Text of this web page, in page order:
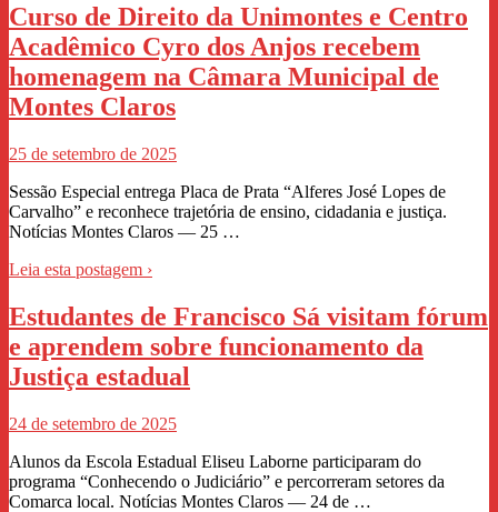
Curso de Direito da Unimontes e Centro
Acadêmico Cyro dos Anjos recebem
homenagem na Câmara Municipal de
Montes Claros
25 de setembro de 2025
Sessão Especial entrega Placa de Prata “Alferes José Lopes de
Carvalho” e reconhece trajetória de ensino, cidadania e justiça.
Notícias Montes Claros — 25 …
Leia esta postagem ›
Estudantes de Francisco Sá visitam fórum
e aprendem sobre funcionamento da
Justiça estadual
24 de setembro de 2025
Alunos da Escola Estadual Eliseu Laborne participaram do
programa “Conhecendo o Judiciário” e percorreram setores da
Comarca local. Notícias Montes Claros — 24 de …